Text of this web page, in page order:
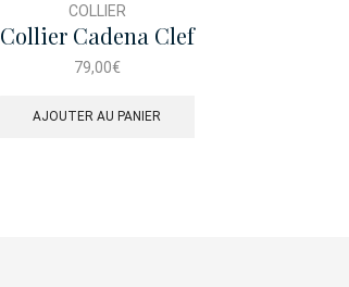
COLLIER
Collier Cadena Clef
Essentiel
79,00€
AJOUTER AU PANIER